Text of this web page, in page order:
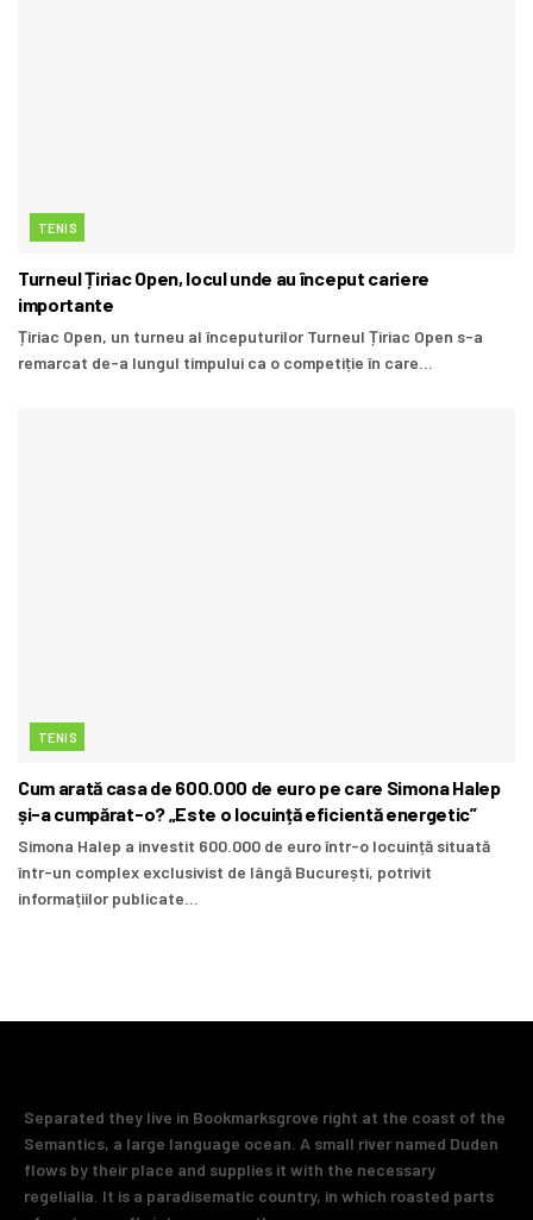
TENIS
Turneul Țiriac Open, locul unde au început cariere
importante
Țiriac Open, un turneu al începuturilor Turneul Țiriac Open s-a
remarcat de-a lungul timpului ca o competiție în care...
TENIS
Cum arată casa de 600.000 de euro pe care Simona Halep
și-a cumpărat-o? „Este o locuință eficientă energetic”
Simona Halep a investit 600.000 de euro într-o locuință situată
într-un complex exclusivist de lângă București, potrivit
informațiilor publicate...
Separated they live in Bookmarksgrove right at the coast of the
Semantics, a large language ocean. A small river named Duden
flows by their place and supplies it with the necessary
regelialia. It is a paradisematic country, in which roasted parts